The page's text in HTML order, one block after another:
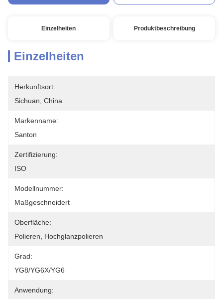
Einzelheiten Produktbeschreibung
Einzelheiten
Herkunftsort:
Sichuan, China
Markenname:
Santon
Zertifizierung:
ISO
Modellnummer:
Maßgeschneidert
Oberfläche:
Polieren, Hochglanzpolieren
Grad:
YG8/YG6X/YG6
Anwendung: